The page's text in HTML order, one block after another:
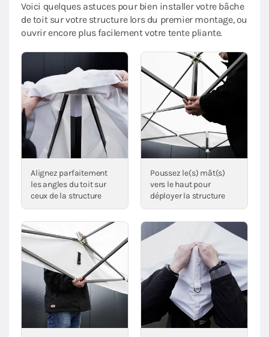
Voici quelques astuces pour bien installer votre bâche
de toit sur votre structure lors du premier montage, ou
ouvrir encore plus facilement votre tente pliante.
Alignez parfaitement
les angles du toit sur
ceux de la structure
Poussez le(s) mât(s)
vers le haut pour
déployer la structure